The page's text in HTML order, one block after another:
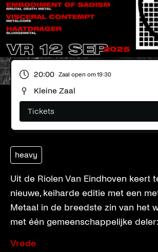
20:00 Zaal open om19:30
Kleine Zaal
Tickets
heavy
Uit de Riolen Van Eindhoven keert
nieuwe, keiharde editie met een
Metaal in de breedste zin van het
met één gemeenschappelijke
Vrøde